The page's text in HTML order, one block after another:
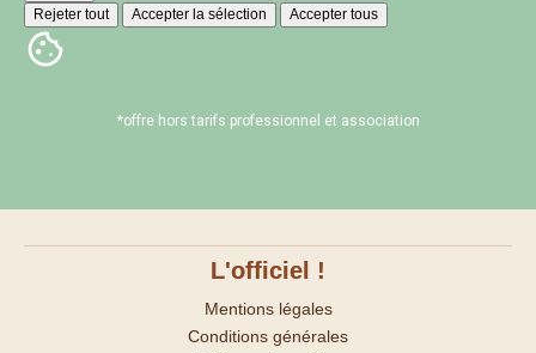
Rejeter tout
Accepter la sélection Accepter tous
*offre hors tarifs professionnel et association
L'officiel !
Mentions légales
Conditions générales